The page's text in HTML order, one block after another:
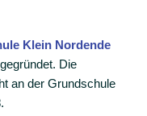
Klein Nordende
Die
an der Grundschule